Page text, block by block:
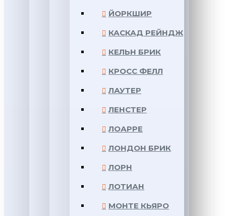
ЙОРКШИР
КАСКАД РЕЙНДЖ
КЕЛЬН БРИК
КРОСС ФЕЛЛ
ЛАУТЕР
ЛЕНСТЕР
ЛОАРРЕ
ЛОНДОН БРИК
ЛОРН
ЛОТИАН
МОНТЕ КЬЯРО